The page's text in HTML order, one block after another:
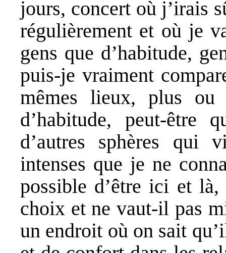
jours, concert où j’irais
régulièrement et où je
gens que d’habitude,
puis-je vraiment
mêmes lieux, plus ou
d’habitude, peut-être
d’autres sphères qui
intenses que je ne
possible d’être ici et
choix et ne vaut-il pas
un endroit où on sait